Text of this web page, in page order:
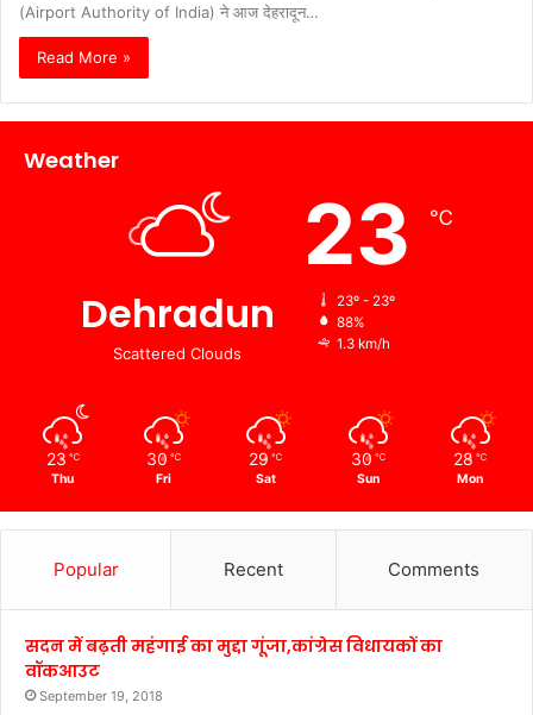
(Airport Authority of India) ने आज देहरादून…
Read More »
Weather
Dehradun
Scattered Clouds
23 ℃
23º - 23º
88%
1.3 km/h
23 ℃
Thu
30 ℃
Fri
29 ℃
Sat
30 ℃
Sun
28 ℃
Mon
Popular Recent Comments
सदन में बढ़ती महंगाई का मुद्दा गूंजा,कांग्रेस विधायकों का
वॉकआउट
September 19, 2018